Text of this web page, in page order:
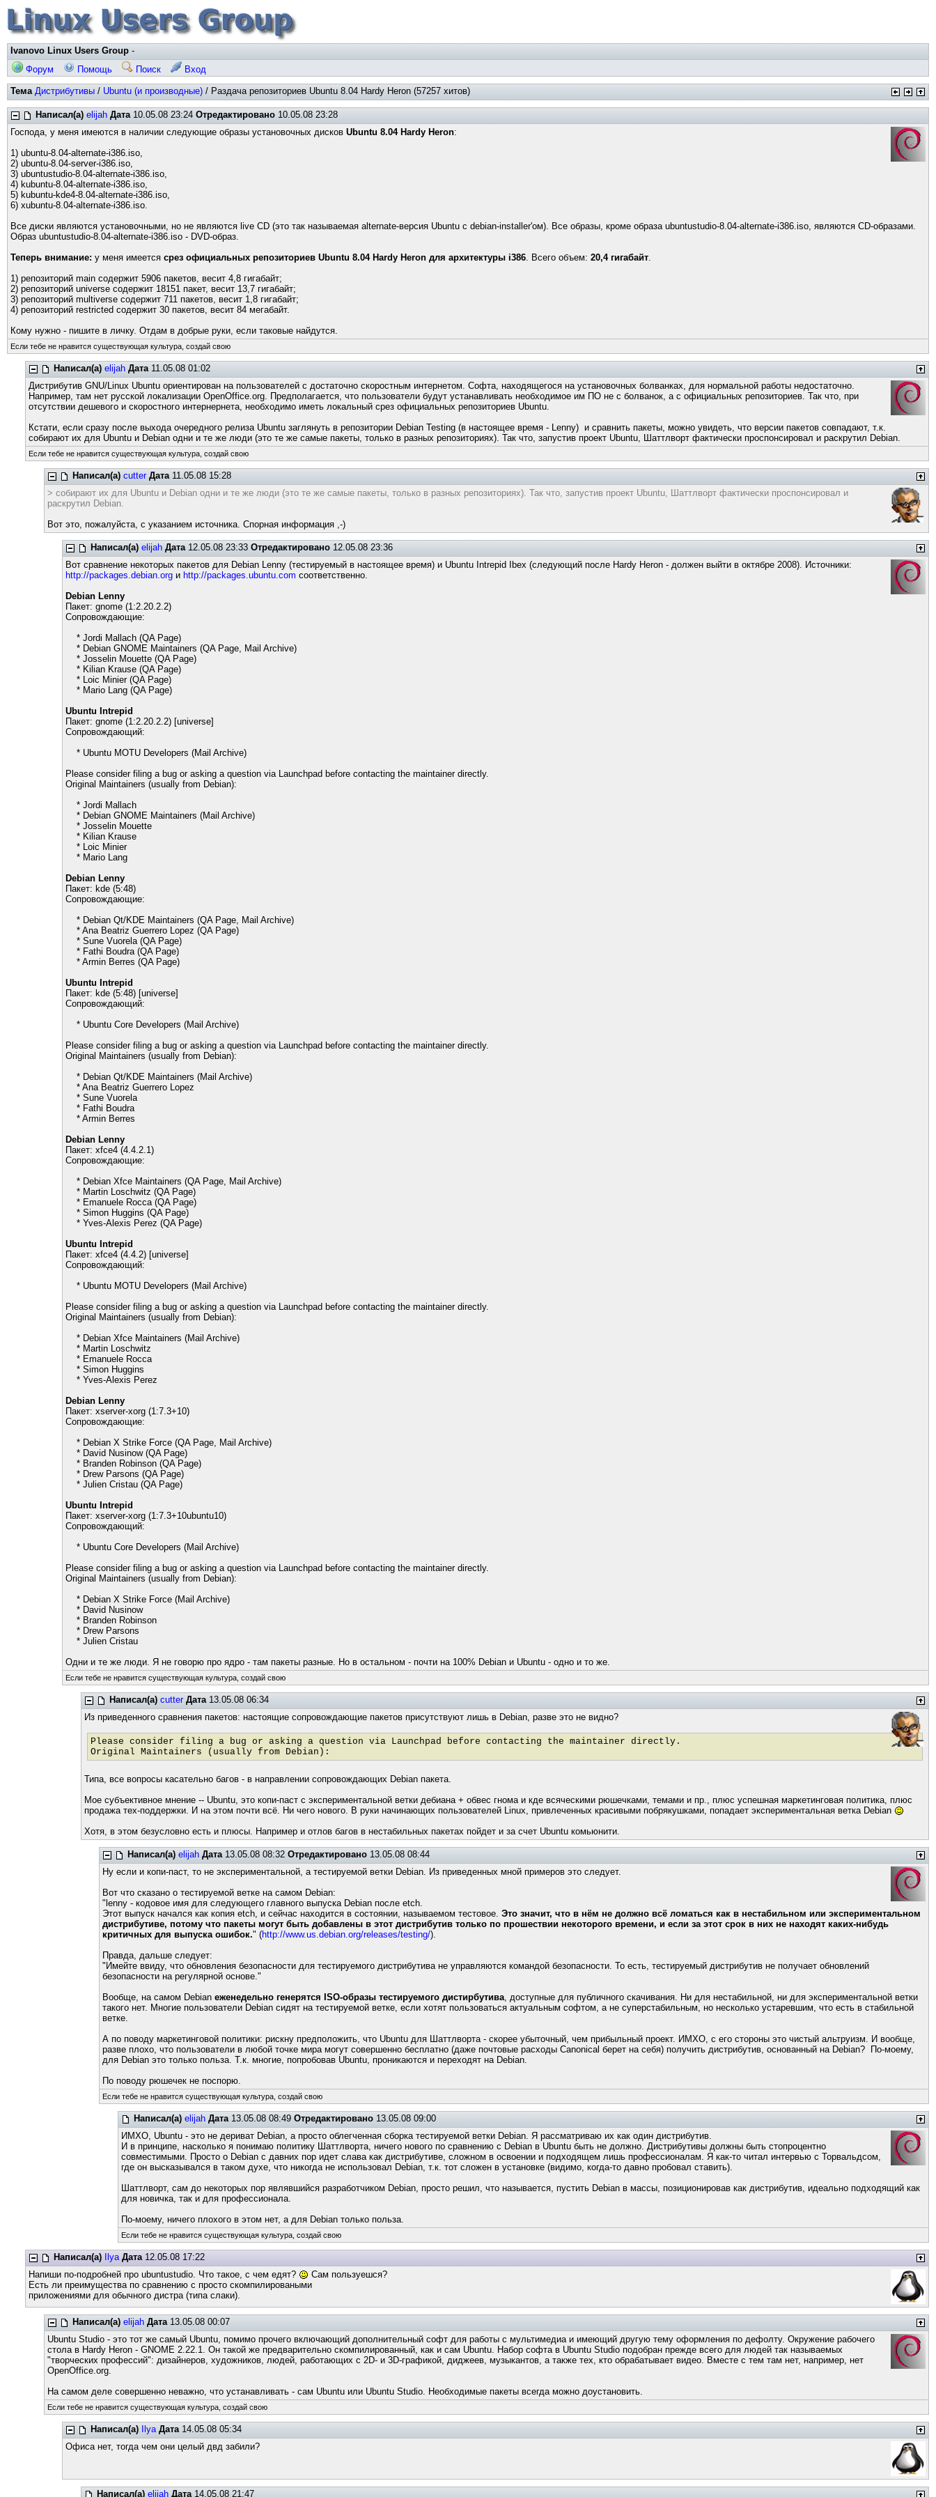
Ivanovo Linux Users Group -
Форум
Помощь Поиск Вход
Тема Дистрибутивы / Ubuntu (и производные) / Раздача репозиториев Ubuntu 8.04 Hardy Heron (57257 хитов)
Написал(а) elijah Дата10.05.08 23:24 Отредактировано 10.05.08 23:28
Господа, у меня имеются в наличии следующие образы установочных дисков Ubuntu 8.04 Hardy Heron:
1) ubuntu-8.04-alternate-i386.iso,
2) ubuntu-8.04-server-i386.iso,
3) ubuntustudio-8.04-alternate-i386.iso,
4) kubuntu-8.04-alternate-i386.iso,
5) kubuntu-kde4-8.04-alternate-i386.iso,
6) xubuntu-8.04-alternate-i386.iso.
Все диски являются установочными, но не являются live CD (это так называемая alternate-версия Ubuntu с debian-installer'ом). Все образы, кроме образа ubuntustudio-8.04-alternate-i386.iso, являются CD-образами.
Образ ubuntustudio-8.04-alternate-i386.iso - DVD-образ.
Теперь внимание: у меня имеется срез официальных репозиториев Ubuntu 8.04 Hardy Heron для архитектуры i386. Всего объем: 20,4 гигабайт.
1) репозиторий main содержит 5906 пакетов, весит 4,8 гигабайт;
2) репозиторий universe содержит 18151 пакет, весит 13,7 гигабайт;
3) репозиторий multiverse содержит 711 пакетов, весит 1,8 гигабайт;
4) репозиторий restricted содержит 30 пакетов, весит 84 мегабайт.
Кому нужно - пишите в личку. Отдам в добрые руки, если таковые найдутся.
Если тебе не нравится существующая культура, создай свою
Написал(а) elijah Дата11.05.08 01:02
Дистрибутив GNU/Linux Ubuntu ориентирован на пользователей с достаточно скоростным интернетом. Софта, находящегося на установочных болванках, для нормальной работы недостаточно.
Например, там нет русской локализации OpenOffice.org. Предполагается, что пользователи будут устанавливать необходимое им ПО не с болванок, а с официальных репозиториев. Так что, при
отсутствии дешевого и скоростного интернернета, необходимо иметь локальный срез официальных репозиториев Ubuntu.
Кстати, если сразу после выхода очередного релиза Ubuntu заглянуть в репозитории Debian Testing (в настоящее время - Lenny) и сравнить пакеты, можно увидеть, что версии пакетов совпадают, т.к.
собирают их для Ubuntu и Debian одни и те же люди (это те же самые пакеты, только в разных репозиториях). Так что, запустив проект Ubuntu, Шаттлворт фактически проспонсировал и раскрутил Debian.
Если тебе не нравится существующая культура, создай свою
Написал(а) cutter Дата11.05.08 15:28
> собирают их для Ubuntu и Debian одни и те же люди (это те же самые пакеты, только в разных репозиториях). Так что, запустив проект Ubuntu, Шаттлворт фактически проспонсировал и
раскрутил Debian.
Вот это, пожалуйста, с указанием источника. Спорная информация ,-)
Написал(а) elijah Дата12.05.08 23:33Отредактировано 12.05.08 23:36
Вот сравнение некоторых пакетов для Debian Lenny (тестируемый в настоящее время) и Ubuntu Intrepid Ibex (следующий после Hardy Heron - должен выйти в октябре 2008). Источники:
http://packages.debian.org и http://packages.ubuntu.com соответственно.
Debian Lenny
Пакет: gnome (1:2.20.2.2)
Сопровождающие:
* Jordi Mallach (QA Page)
* Debian GNOME Maintainers (QA Page, Mail Archive)
* Josselin Mouette (QA Page)
* Kilian Krause (QA Page)
* Loic Minier (QA Page)
* Mario Lang (QA Page)
Ubuntu Intrepid
Пакет: gnome (1:2.20.2.2) [universe]
Сопровождающий:
* Ubuntu MOTU Developers (Mail Archive)
Please consider filing a bug or asking a question via Launchpad before contacting the maintainer directly.
Original Maintainers (usually from Debian):
* Jordi Mallach
* Debian GNOME Maintainers (Mail Archive)
* Josselin Mouette
* Kilian Krause
* Loic Minier
* Mario Lang
Debian Lenny
Пакет: kde (5:48)
Сопровождающие:
* Debian Qt/KDE Maintainers (QA Page, Mail Archive)
* Ana Beatriz Guerrero Lopez (QA Page)
* Sune Vuorela (QA Page)
* Fathi Boudra (QA Page)
* Armin Berres (QA Page)
Ubuntu Intrepid
Пакет: kde (5:48) [universe]
Сопровождающий:
* Ubuntu Core Developers (Mail Archive)
Please consider filing a bug or asking a question via Launchpad before contacting the maintainer directly.
Original Maintainers (usually from Debian):
* Debian Qt/KDE Maintainers (Mail Archive)
* Ana Beatriz Guerrero Lopez
* Sune Vuorela
* Fathi Boudra
* Armin Berres
Debian Lenny
Пакет: xfce4 (4.4.2.1)
Сопровождающие:
* Debian Xfce Maintainers (QA Page, Mail Archive)
* Martin Loschwitz (QA Page)
* Emanuele Rocca (QA Page)
* Simon Huggins (QA Page)
* Yves-Alexis Perez (QA Page)
Ubuntu Intrepid
Пакет: xfce4 (4.4.2) [universe]
Сопровождающий:
* Ubuntu MOTU Developers (Mail Archive)
Please consider filing a bug or asking a question via Launchpad before contacting the maintainer directly.
Original Maintainers (usually from Debian):
* Debian Xfce Maintainers (Mail Archive)
* Martin Loschwitz
* Emanuele Rocca
* Simon Huggins
* Yves-Alexis Perez
Debian Lenny
Пакет: xserver-xorg (1:7.3+10)
Сопровождающие:
* Debian X Strike Force (QA Page, Mail Archive)
* David Nusinow (QA Page)
* Branden Robinson (QA Page)
* Drew Parsons (QA Page)
* Julien Cristau (QA Page)
Ubuntu Intrepid
Пакет: xserver-xorg (1:7.3+10ubuntu10)
Сопровождающий:
* Ubuntu Core Developers (Mail Archive)
Please consider filing a bug or asking a question via Launchpad before contacting the maintainer directly.
Original Maintainers (usually from Debian):
* Debian X Strike Force (Mail Archive)
* David Nusinow
* Branden Robinson
* Drew Parsons
* Julien Cristau
Одни и те же люди. Я не говорю про ядро - там пакеты разные. Но в остальном - почти на 100% Debian и Ubuntu - одно и то же.
Если тебе не нравится существующая культура, создай свою
Написал(а) cutter Дата13.05.08 06:34
Из приведенного сравнения пакетов: настоящие сопровождающие пакетов присутствуют лишь в Debian, разве это не видно?
Please consider filing a bug or asking a question via Launchpad before contacting the maintainer directly.
Original Maintainers (usually from Debian):
Типа, все вопросы касательно багов - в направлении сопровождающих Debian пакета.
Мое субъективное мнение -- Ubuntu, это копи-паст с экспериментальной ветки дебиана + обвес гнома и кде всяческими рюшечками, темами и пр., плюс успешная маркетинговая политика, плюс
продажа тех-поддержки. И на этом почти всё. Ни чего нового. В руки начинающих пользователей Linux, привлеченных красивыми побрякушками, попадает экспериментальная ветка Debian
Хотя, в этом безусловно есть и плюсы. Например и отлов багов в нестабильных пакетах пойдет и за счет Ubuntu комьюнити.
Написал(а) elijah Дата13.05.08 08:32Отредактировано 13.05.08 08:44
Ну если и копи-паст, то не экспериментальной, а тестируемой ветки Debian. Из приведенных мной примеров это следует.
Вот что сказано о тестируемой ветке на самом Debian:
"lenny - кодовое имя для следующего главного выпуска Debian после etch.
Этот выпуск начался как копия etch, и сейчас находится в состоянии, называемом тестовое.Это значит, что в нём не должно всё ломаться как в нестабильном или экспериментальном
дистрибутиве, потому что пакеты могут быть добавлены в этот дистрибутив только по прошествии некоторого времени, и если за этот срок в них не находят каких-нибудь
критичных для выпуска ошибок." (http://www.us.debian.org/releases/testing/).
Правда, дальше следует:
"Имейте ввиду, что обновления безопасности для тестируемого дистрибутива не управляются командой безопасности. То есть, тестируемый дистрибутив не получает обновлений
безопасности на регулярной основе."
Вообще, на самом Debianеженедельно генерятся ISO-образы тестируемого дистирбутива, доступные для публичного скачивания. Ни для нестабильной, ни для экспериментальной ветки
такого нет. Многие пользователи Debian сидят на тестируемой ветке, если хотят пользоваться актуальным софтом, а не суперстабильным, но несколько устаревшим, что есть в стабильной
ветке.
А по поводу маркетинговой политики: рискну предположить, что Ubuntu для Шаттлворта - скорее убыточный, чем прибыльный проект. ИМХО, с его стороны это чистый альтруизм. И вообще,
разве плохо, что пользователи в любой точке мира могут совершенно бесплатно (даже почтовые расходы Canonical берет на себя) получить дистрибутив, основанный на Debian? По-моему,
для Debian это только польза. Т.к. многие, попробовав Ubuntu, проникаются и переходят на Debian.
По поводу рюшечек не поспорю.
Если тебе не нравится существующая культура, создай свою
Написал(а) elijah Дата13.05.08 08:49 Отредактировано13.05.08 09:00
ИМХО, Ubuntu - это не дериват Debian, а просто облегченная сборка тестируемой ветки Debian. Я рассматриваю их как один дистрибутив.
И в принципе, насколько я понимаю политику Шаттлворта, ничего нового по сравнению с Debian в Ubuntu быть не должно. Дистрибутивы должны быть стопроцентно
совместимыми. Просто о Debian с давних пор идет слава как дистрибутиве, сложном в освоении и подходящем лишь профессионалам. Я как-то читал интервью с Торвальдсом,
где он высказывался в таком духе, что никогда не использовал Debian, т.к. тот сложен в установке (видимо, когда-то давно пробовал ставить).
Шаттлворт, сам до некоторых пор являвшийся разработчиком Debian, просто решил, что называется, пустить Debian в массы, позиционировав как дистрибутив, идеально подходящий как
для новичка, так и для профессионала.
По-моему, ничего плохого в этом нет, а для Debian только польза.
Если тебе не нравится существующая культура, создай свою
Написал(а) Ilya Дата12.05.08 17:22
Напиши по-подробней про ubuntustudio. Что такое, с чем едят?
Сам пользуешся?
Есть ли преимущества по сравнению с просто скомпилироваными
приложениями для обычного дистра (типа слаки).
Написал(а) elijah Дата13.05.08 00:07
Ubuntu Studio - это тот же самый Ubuntu, помимо прочего включающий дополнительный софт для работы с мультимедиа и имеющий другую тему оформления по дефолту. Окружение рабочего
стола в Hardy Heron - GNOME 2.22.1. Он такой же предварительно скомпилированный, как и сам Ubuntu. Набор софта в Ubuntu Studio подобран прежде всего для людей так называемых
"творческих профессий": дизайнеров, художников, людей, работающих с 2D- и 3D-графикой, диджеев, музыкантов, а также тех, кто обрабатывает видео. Вместе с тем там нет, например, нет
OpenOffice.org.
На самом деле совершенно неважно, что устанавливать - сам Ubuntu или Ubuntu Studio. Необходимые пакеты всегда можно доустановить.
Если тебе не нравится существующая культура, создай свою
Написал(а) Ilya Дата14.05.08 05:34
Офиса нет, тогда чем они целый двд забили?
Написал(а) elijah Дата14.05.08 21:47